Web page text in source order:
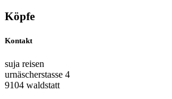
Köpfe
Kontakt
suja reisen
urnäscherstasse 4
9104 waldstatt